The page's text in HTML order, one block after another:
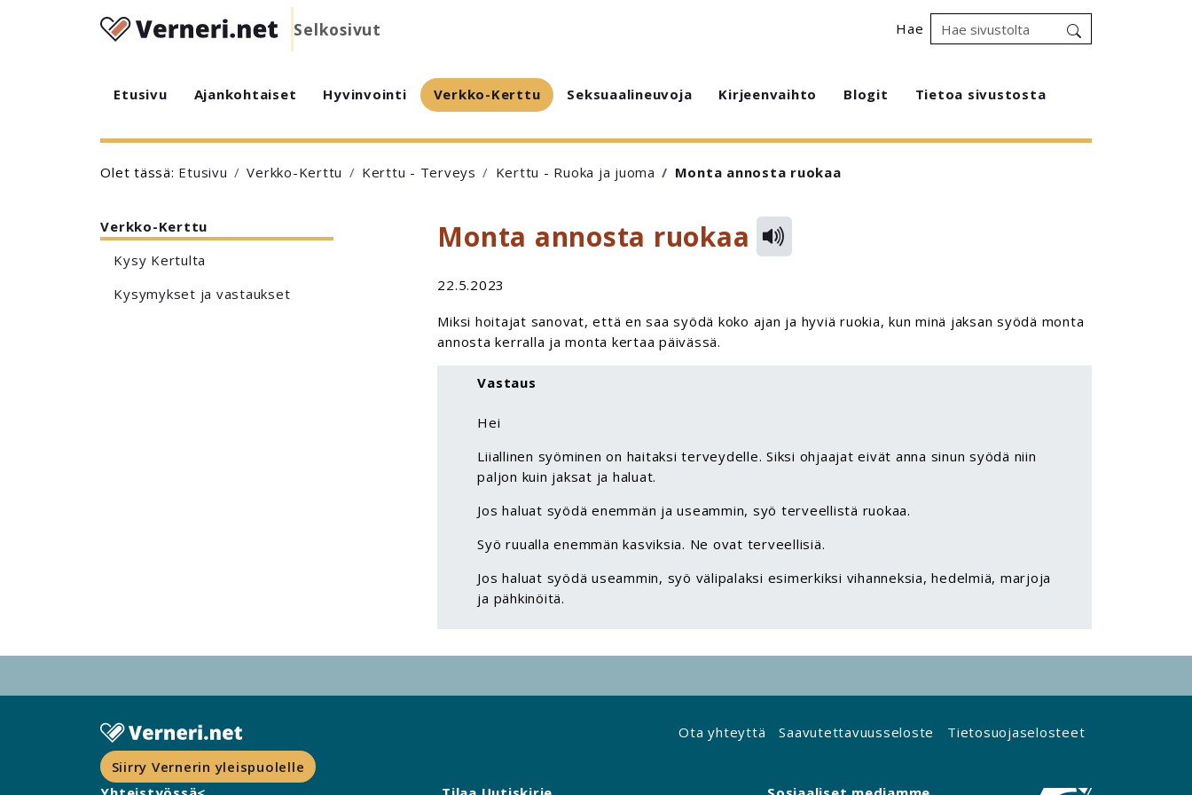
Selkosivut Hae
Etusivu Ajankohtaiset Hyvinvointi Verkko-Kerttu Seksuaalineuvoja Kirjeenvaihto Blogit Tietoa sivustosta
Olet tässä: Etusivu Verkko-Kerttu Kerttu - Terveys Kerttu - Ruoka ja juoma Monta annosta ruokaa
Verkko-Kerttu
Kysy Kertulta
Kysymykset ja vastaukset
Monta annosta ruokaa
22.5.2023
Miksi hoitajat sanovat, että en saa syödä koko ajan ja hyviä ruokia, kun minä jaksan syödä monta
annosta kerralla ja monta kertaa päivässä.
Vastaus
Hei
Liiallinen syöminen on haitaksi terveydelle. Siksi ohjaajat eivät anna sinun syödä niin
paljon kuin jaksat ja haluat.
Jos haluat syödä enemmän ja useammin, syö terveellistä ruokaa.
Syö ruualla enemmän kasviksia. Ne ovat terveellisiä.
Jos haluat syödä useammin, syö välipalaksi esimerkiksi vihanneksia, hedelmiä, marjoja
ja pähkinöitä.
Siirry Vernerin yleispuolelle
Ota yhteyttä Saavutettavuusseloste Tietosuojaselosteet